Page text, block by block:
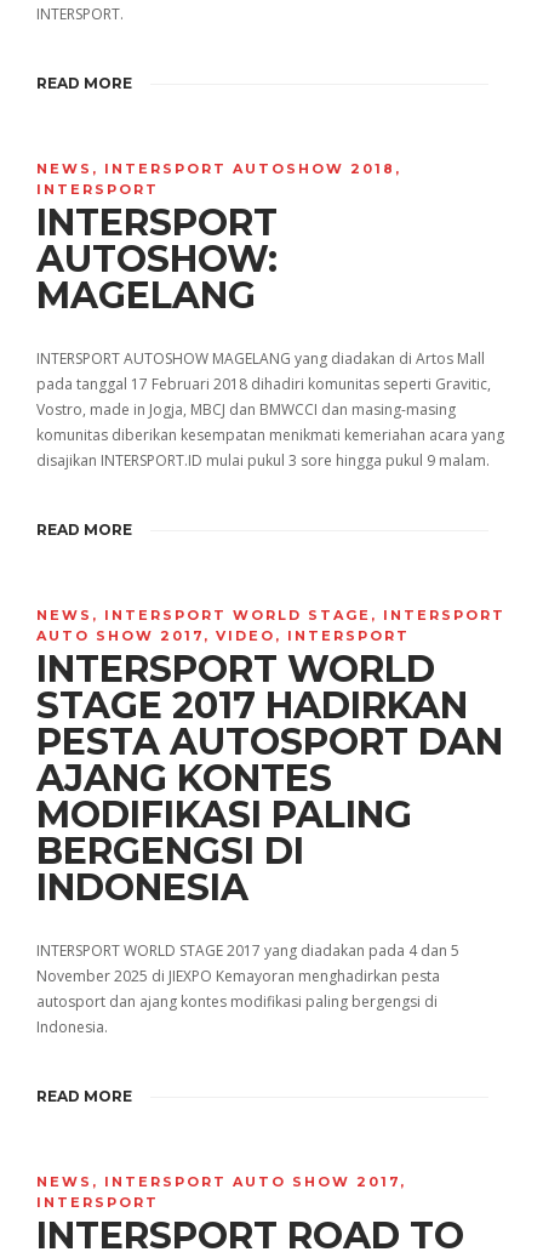
INTERSPORT.
READ MORE
NEWS , INTERSPORT AUTOSHOW 2018 ,
INTERSPORT
INTERSPORT
AUTOSHOW:
MAGELANG
INTERSPORT AUTOSHOW MAGELANG yang diadakan di Artos Mall
pada tanggal 17 Februari 2018 dihadiri komunitas seperti Gravitic,
Vostro, made in Jogja, MBCJ dan BMWCCI dan masing-masing
komunitas diberikan kesempatan menikmati kemeriahan acara yang
disajikan INTERSPORT.ID mulai pukul 3 sore hingga pukul 9 malam.
READ MORE
NEWS , INTERSPORT WORLD STAGE , INTERSPORT
AUTO SHOW 2017 , VIDEO , INTERSPORT
INTERSPORT WORLD
STAGE 2017 HADIRKAN
PESTA AUTOSPORT DAN
AJANG KONTES
MODIFIKASI PALING
BERGENGSI DI
INDONESIA
INTERSPORT WORLD STAGE 2017 yang diadakan pada 4 dan 5
November 2025 di JIEXPO Kemayoran menghadirkan pesta
autosport dan ajang kontes modifikasi paling bergengsi di
Indonesia.
READ MORE
NEWS , INTERSPORT AUTO SHOW 2017 ,
INTERSPORT
INTERSPORT ROAD TO